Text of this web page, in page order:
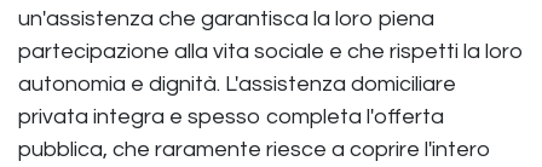
un'assistenza che garantisca la loro piena
partecipazione alla vita sociale e che rispetti la loro
autonomia e dignità. L'assistenza domiciliare
privata integra e spesso completa l'offerta
pubblica, che raramente riesce a coprire l'intero